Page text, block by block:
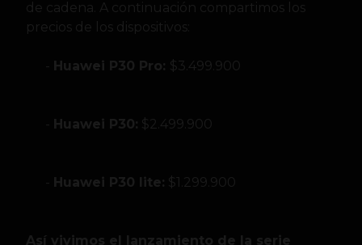
de cadena. A continuación compartimos los
precios de los dispositivos:
Huawei P30 Pro: $3.499.900
Huawei P30: $2.499.900
Huawei P30 lite: $1.299.900
Así vivimos el lanzamiento de la serie